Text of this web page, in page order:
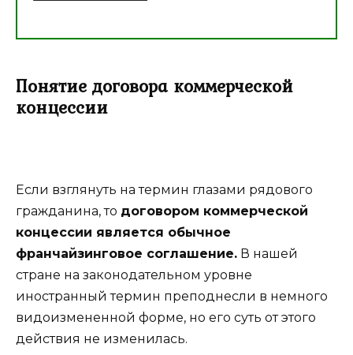
Понятие договора коммерческой
концессии
Если взглянуть на термин глазами рядового
гражданина, то договором коммерческой
концессии является обычное
франчайзинговое соглашение. В нашей
стране на законодательном уровне
иностранный термин преподнесли в немного
видоизмененной форме, но его суть от этого
действия не изменилась.